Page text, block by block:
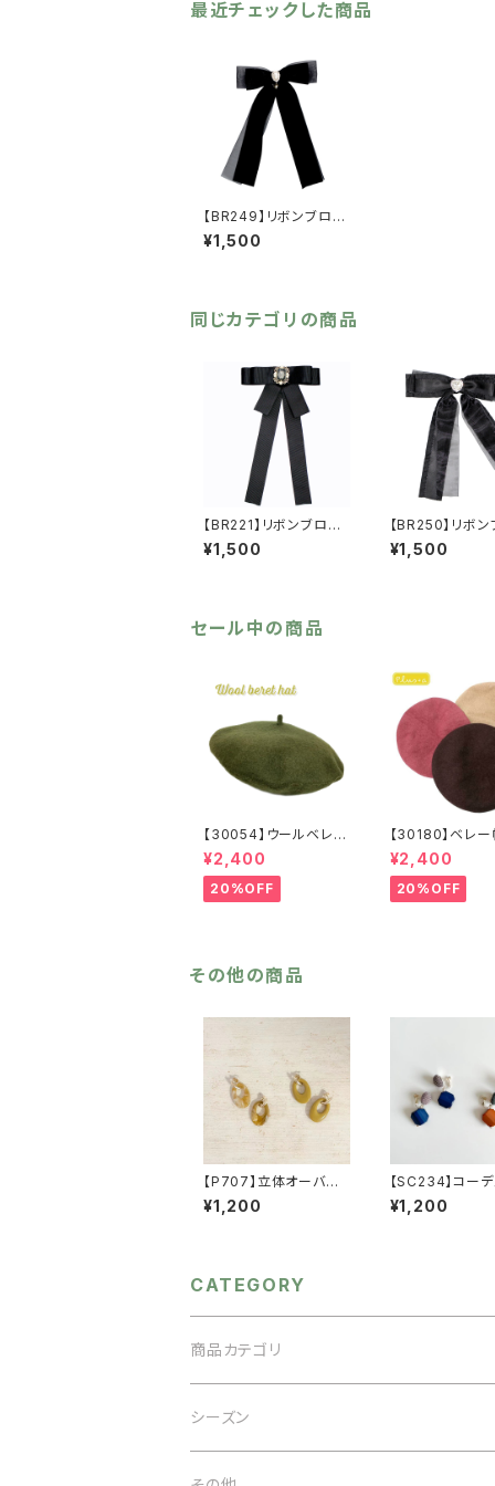
最近チェックした商品
【BR249】リボンブロー
チ（ヘアアクセにも）【送
料無料】オーガンジー
ニン ゴスロリ ガーリ
ー ヘアアクセ レディ
¥1,500
同じカテゴリの商品
【BR221】リボンブロー
チ（ヘアアクセにも）【送
料無料】リボン ブロー
ガーリー ヘアアク
セ レディース
¥1,500
【BR250】リボ
チ（ヘアアクセに
料無料】オー
¥1,500
セール中の商品
【30054】ウールベレー
帽【送料無料】帽子 カ
ーキ グリーン 秋
冬 フェルトベレー レ
トロ 無地 チョボ
¥2,400
20%OFF
【30180】ベレー
料無料】フレン
シック 無地
ュ パープル
ン シンプル
¥2,400
20%OFF
その他の商品
【P707】立体オーバル
カラーピアス【送料無
料】オーバルモチーフ
ドメタル マーブル柄
アクセサリー 秋冬ア
クセ
¥1,200
【SC234】コー
×アクリルイヤリ
料無料】イヤー
¥1,200
CATEGORY
商品カテゴリ
アクセサリー
ネックレス
シーズン